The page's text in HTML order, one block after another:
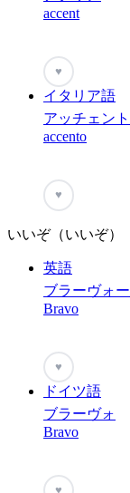
accent
♥
イタリア語
アッチェント
accento
♥
いいぞ（いいぞ）
英語
ブラーヴォー
Bravo
♥
ドイツ語
ブラーヴォ
Bravo
♥